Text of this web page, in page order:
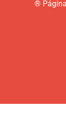
® P